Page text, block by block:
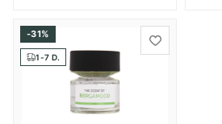
-31%
1-7 D.